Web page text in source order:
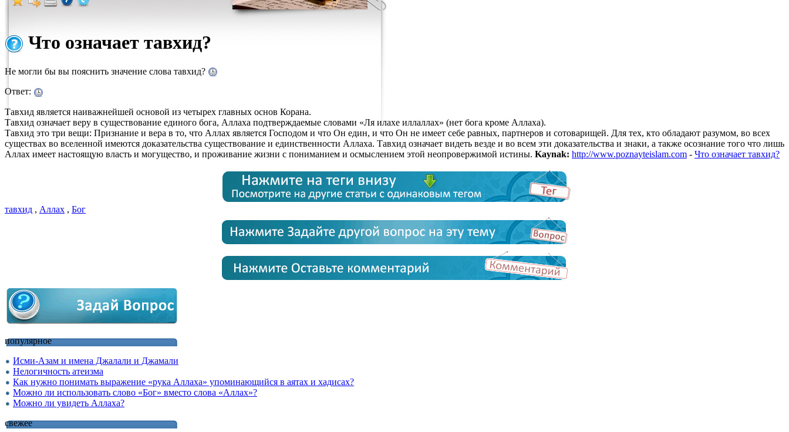
Что означает тавхид?
Не могли бы вы пояснить значение слова тавхид?
Ответ:
Тавхид является наиважнейшей основой из четырех главных основ Корана.
Тавхид означает веру в существование единого бога, Аллаха подтверждаемые словами «Ля илахе иллаллах» (нет бога кроме Аллаха).
Тавхид это три вещи: Признание и вера в то, что Аллах является Господом и что Он един, и что Он не имеет себе равных, партнеров и сотоварищей. Для тех, кто обладают разумом, во всех
существах во вселенной имеются доказательства существование и единственности Аллаха. Тавхид означает видеть везде и во всем эти доказательства и знаки, а также осознание того что лишь
Аллах имеет настоящую власть и могущество, и проживание жизни с пониманием и осмыслением этой неопровержимой истины. Kaynak: http://www.poznayteislam.com - Что означает тавхид?
тавхид , Аллах , Бог
популярное
Исми-Азам и имена Джалали и Джамали
Нелогичность атеизма
Как нужно понимать выражение «рука Аллаха» упоминающийся в аятах и хадисах?
Можно ли использовать слово «Бог» вместо слова «Аллах»?
Можно ли увидеть Аллаха?
свежее